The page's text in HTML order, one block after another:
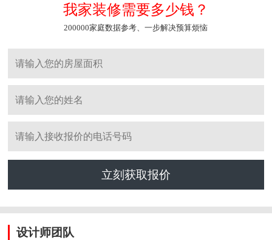
我家装修需要多少钱？
200000家庭数据参考、一步解决预算烦恼
立刻获取报价
设计师团队